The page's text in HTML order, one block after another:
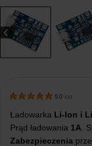
5.0 ( 2 )
Ładowarka Li-Ion i
Prąd ładowania 1A .
Zabezpieczenia